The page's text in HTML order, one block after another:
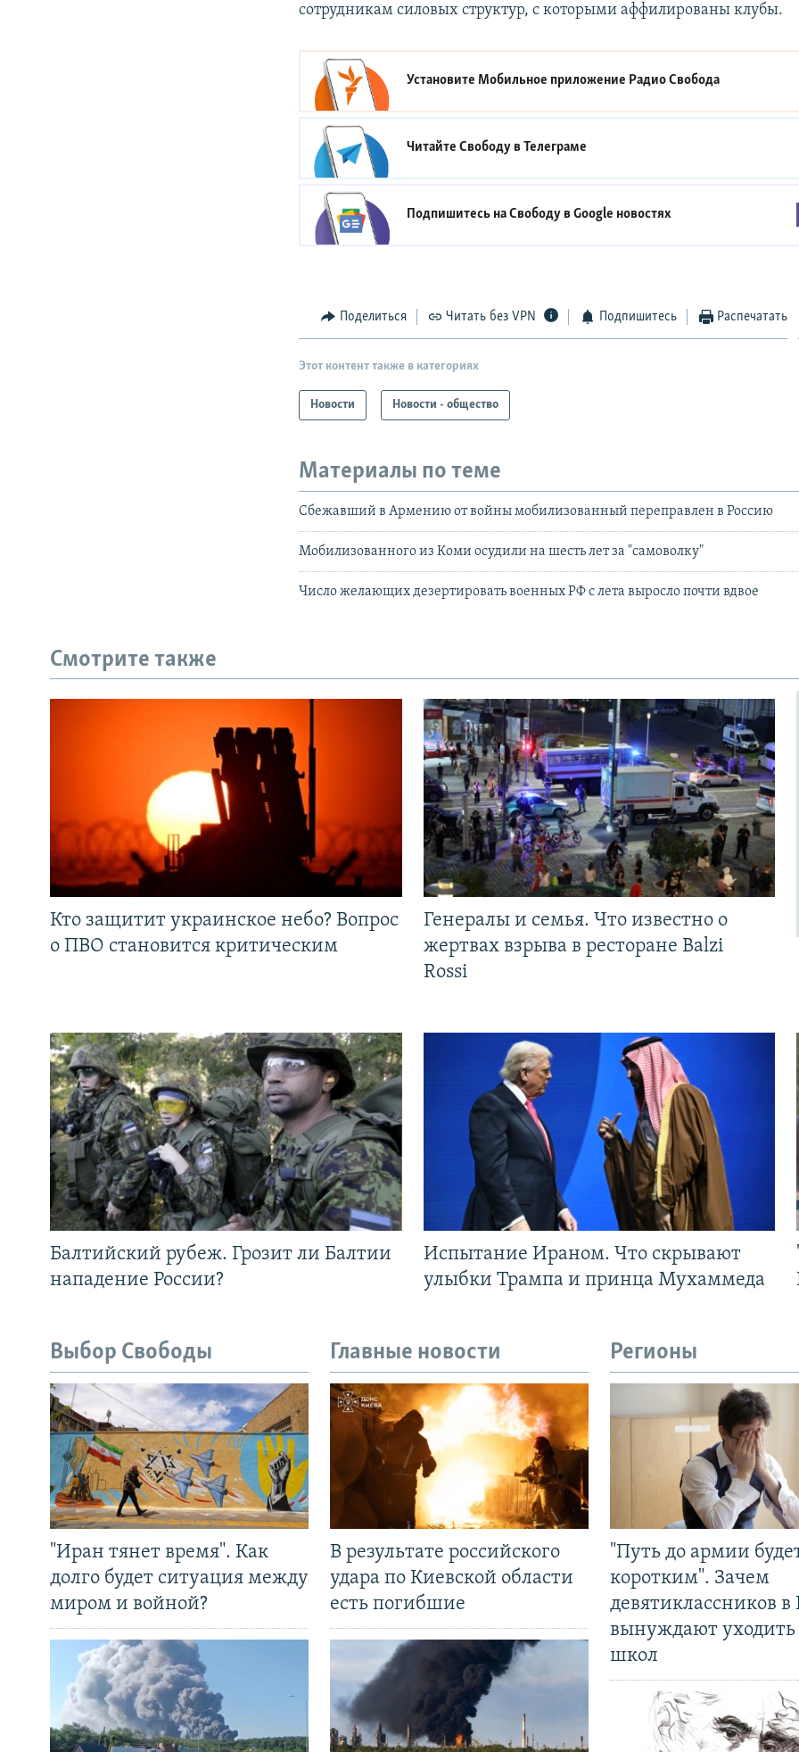
сотрудникам силовых структур, с которыми аффилированы клубы.
Установите Мобильное приложение Радио Свобода
Читайте Свободу вТелеграме
Подпишитесь на Свободу вGoogle новостях
Поделиться Читать без VPN Подпишитесь Распечатать
Этот контент также в категориях
Новости Новости - общество
Материалы по теме
Сбежавший в Армению от войны мобилизованный переправлен в Россию
Мобилизованного из Коми осудили на шесть лет за "самоволку"
Число желающих дезертировать военных РФ с лета выросло почти вдвое
Смотрите также
Кто защитит украинское небо? Вопрос
о ПВО становится критическим
Генералы и семья. Что известно о
жертвах взрыва в ресторане Balzi
Rossi
Балтийский рубеж. Грозит ли Балтии
нападение России?
Испытание Ираном. Что скрывают
улыбки Трампа и принца Мухаммеда
Выбор Свободы
"Иран тянет время". Как
долго будет ситуация между
миром и войной?
Главные новости
В результате российского
удара по Киевской области
есть погибшие
Регионы
"Путь до армии
коротким". Зачем
девятиклассников в
вынуждают уходить
школ